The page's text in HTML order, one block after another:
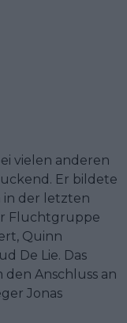
vielen anderen
Er bildete
in der letzten
Fluchtgruppe
Quinn
De Lie. Das
Anschluss an
Jonas